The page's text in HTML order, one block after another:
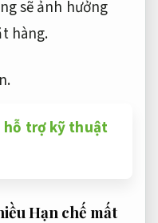
sẽ ảnh hưởng
hàng.
hỗ trợ kỹ thuật
Hạn chế mất